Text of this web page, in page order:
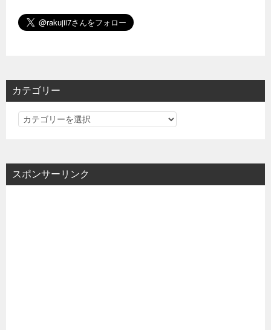
カテゴリー
カ
リ
ー
スポンサーリンク